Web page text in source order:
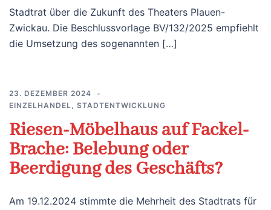
Stadtrat über die Zukunft des Theaters Plauen-
Zwickau. Die Beschlussvorlage BV/132/2025 empfiehlt
die Umsetzung des sogenannten […]
23. DEZEMBER 2024
EINZELHANDEL, STADTENTWICKLUNG
Riesen-Möbelhaus auf Fackel-
Brache: Belebung oder
Beerdigung des Geschäfts?
Am 19.12.2024 stimmte die Mehrheit des Stadtrats für